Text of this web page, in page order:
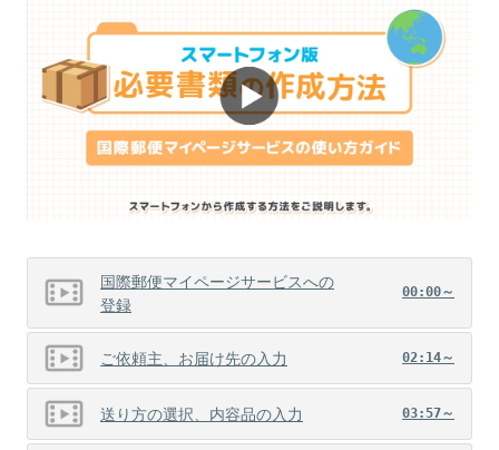
国際郵便マイページサービスへの
登録
00:00～
ご依頼主、お届け先の入力 02:14～
送り方の選択、内容品の入力 03:57～